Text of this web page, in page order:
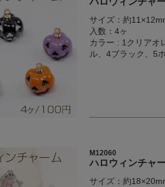
サイズ：約
入数：4ヶ
カラー : 1クリアオ
ル、4ブラック、5
M12060
ハロウィンチャ
サイズ：約